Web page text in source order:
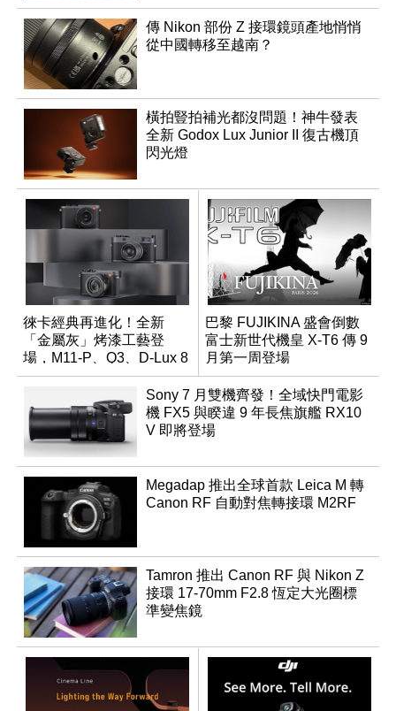
傳 Nikon 部份 Z 接環鏡頭產地悄悄
從中國轉移至越南？
橫拍豎拍補光都沒問題！神牛發表
全新 Godox Lux Junior II 復古機頂
閃光燈
徠卡經典再進化！全新
「金屬灰」烤漆工藝登
場，M11-P、Q3、D-Lux 8
領銜換裝
巴黎 FUJIKINA 盛會倒數
富士新世代機皇 X-T6 傳 9
月第一周登場
Sony 7 月雙機齊發！全域快門電影
機 FX5 與睽違 9 年長焦旗艦 RX10
V 即將登場
Megadap 推出全球首款 Leica M 轉
Canon RF 自動對焦轉接環 M2RF
Tamron 推出 Canon RF 與 Nikon Z
接環 17-70mm F2.8 恆定大光圈標
準變焦鏡